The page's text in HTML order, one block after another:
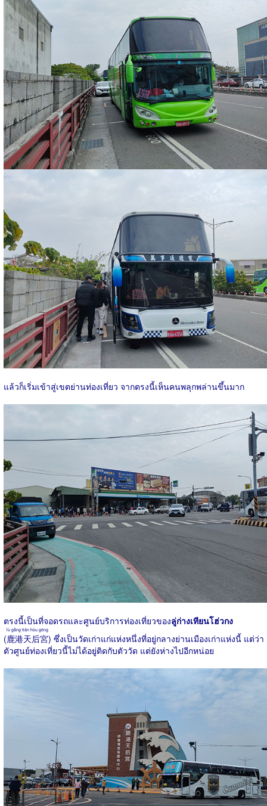
แล้วก็เริ่มเข้าสู่เขตย่านท่องเที่ยว จากตรงนี้เห็นคนพลุกพล่านขึ้นมาก
ตรงนี้เป็นที่จอดรถและศูนย์บริการท่องเที่ยวของลู่ก่างเทียนโฮ่วกง
(鹿港天后宮
lù gǎng tiān hòu gōng
) ซึ่งเป็นวัดเก่าแก่แห่งหนึ่งที่อยู่กลางย่านเมืองเก่าแห่งนี้ แต่ว่า
ตัวศูนย์ท่องเที่ยวนี้ไม่ได้อยู่ติดกับตัววัด แต่ยังห่างไปอีกหน่อย